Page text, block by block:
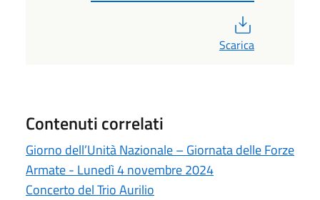
Scarica
Contenuti correlati
Giorno dell’Unità Nazionale – Giornata delle Forze
Armate - Lunedì 4 novembre 2024
Concerto del Trio Aurilio